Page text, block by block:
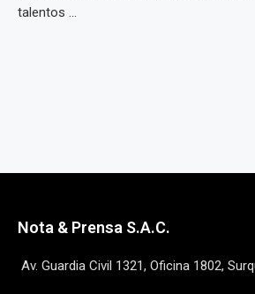
talentos ...
Nota & Prensa S.A.C.
Av. Guardia Civil 1321, Oficina 1802,